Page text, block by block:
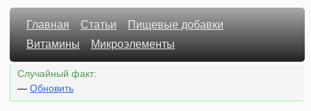
Главная Статьи
Пищевые добавки
Витамины
Микроэлементы
Случайный факт:
— Обновить